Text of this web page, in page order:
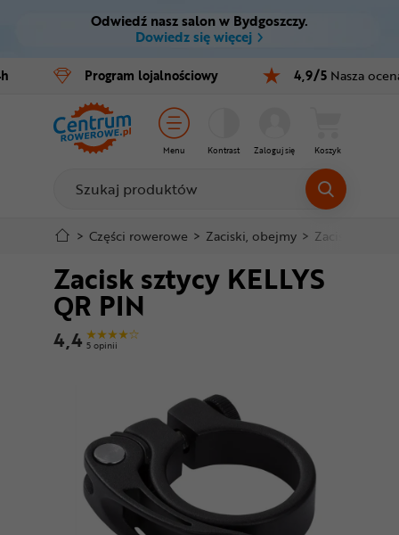
Ctrl M
Menu główne
Informacje o produkcie
Do koszyka
Szczegółowe informacje
Stopka
Mapa strony
Odwiedź nasz salon w Bydgoszczy.
Dowiedz się więcej
Program lojalnościowy 4,9/5 Nasza
Menu Kontrast Zaloguj się Koszyk
Rowery
E-bike
Części
Akcesoria
Odzież
Kaski
Buty
Nowości
Superoferta
> Części rowerowe > Zaciski, obejmy > Zacisk sztycy
Zacisk sztycy KELLYS
QR PIN
4,4 5 opinii